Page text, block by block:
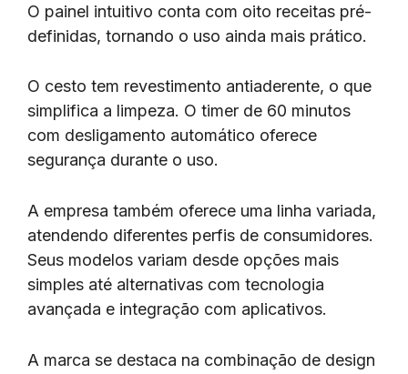
O painel intuitivo conta com oito receitas pré-
definidas, tornando o uso ainda mais prático.
O cesto tem revestimento antiaderente, o que
simplifica a limpeza. O timer de 60 minutos
com desligamento automático oferece
segurança durante o uso.
A empresa também oferece uma linha variada,
atendendo diferentes perfis de consumidores.
Seus modelos variam desde opções mais
simples até alternativas com tecnologia
avançada e integração com aplicativos.
A marca se destaca na combinação de design